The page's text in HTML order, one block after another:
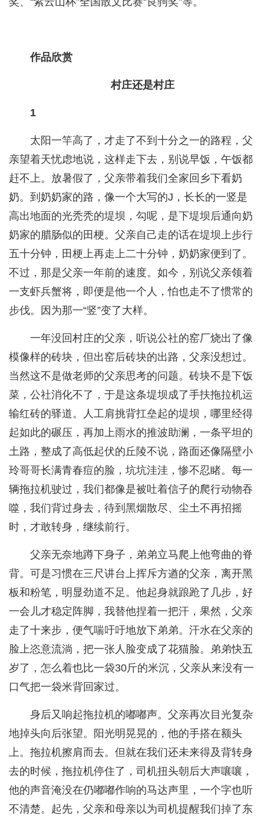
作品欣赏
村庄还是村庄
1
太阳一竿高了，才走了不到十分之一的路程，父
亲望着天忧虑地说，这样走下去，别说早饭，午饭都
赶不上。放暑假了，父亲带着我们全家回乡下看奶
奶。到奶奶家的路，像一个大写的J，长长的一竖是
高出地面的光秃秃的堤坝，勾呢，是下堤坝后通向奶
奶家的腊肠似的田梗。父亲自己走的话在堤坝上步行
五十分钟，田梗上再走上二十分钟，奶奶家便到了。
不过，那是父亲一年前的速度。如今，别说父亲领着
一支虾兵蟹将，即便是他一个人，怕也走不了惯常的
步伐。因为那一“竖”变了大样。
一年没回村庄的父亲，听说公社的窑厂烧出了像
模像样的砖块，但出窑后砖块的出路，父亲没想过。
当然这不是做老师的父亲思考的问题。砖块不是下饭
菜，公社消化不了，于是这条堤坝成了手扶拖拉机运
输红砖的驿道。人工肩挑背扛垒起的堤坝，哪里经得
起如此的碾压，再加上雨水的推波助澜，一条平坦的
土路，整成了高低起伏的丘陵不说，路面还像隔壁小
玲哥哥长满青春痘的脸，坑坑洼洼，惨不忍睹。每一
辆拖拉机驶过，我们都像是被吐着信子的爬行动物吞
噬，我们背过身去，待到黑烟散尽、尘土不再招摇
时，才敢转身，继续前行。
父亲无奈地蹲下身子，弟弟立马爬上他弯曲的脊
背。可是习惯在三尺讲台上挥斥方遒的父亲，离开黑
板和粉笔，明显劲道不足。他起身就踉跄了几步，好
一会儿才稳定阵脚，我替他捏着一把汗，果然，父亲
走了十来步，便气喘吁吁地放下弟弟。汗水在父亲的
脸上恣意流淌，把一张人脸变成了花猫脸。弟弟快五
岁了，怎么着也比一袋30斤的米沉，父亲从来没有一
口气把一袋米背回家过。
身后又响起拖拉机的嘟嘟声。父亲再次目光复杂
地掉头向后张望。阳光明晃晃的，他的手搭在额头
上。拖拉机擦肩而去。但就在我们还未来得及背转身
去的时候，拖拉机停住了，司机扭头朝后大声嚷嚷，
他的声音淹没在仍嘟嘟作响的马达声里，一个字也听
不清楚。起先，父亲和母亲以为司机提醒我们掉了东